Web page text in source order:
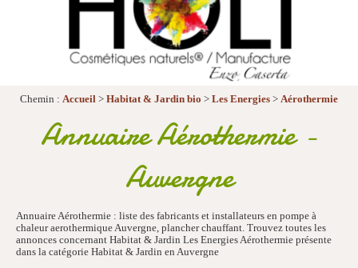
Chemin : Accueil > Habitat & Jardin bio > Les Energies > Aérothermie
Annuaire Aérothermie -
Auvergne
Annuaire Aérothermie : liste des fabricants et installateurs en pompe à
chaleur aerothermique Auvergne, plancher chauffant. Trouvez toutes les
annonces concernant Habitat & Jardin Les Energies Aérothermie présente
dans la catégorie Habitat & Jardin en Auvergne